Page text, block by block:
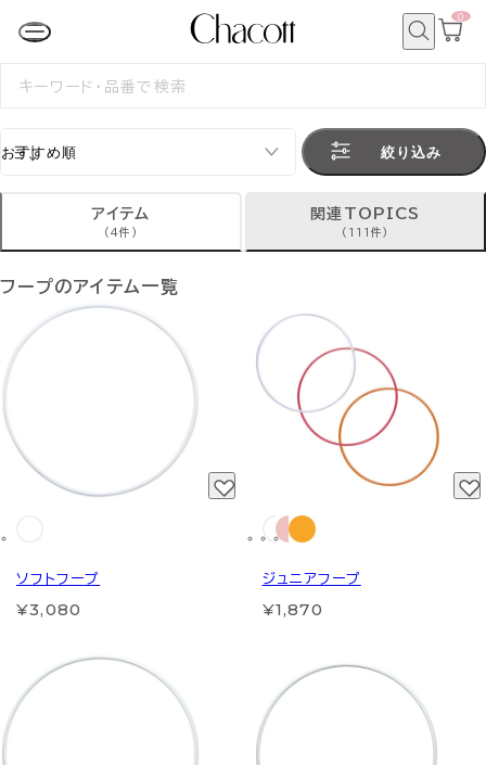
カ
0
検
絞り込み
アイテム
(4件)
関連TOPICS
(111件)
フープのアイテム一覧
ソフトフープ
¥3,080
ジュニアフープ
¥1,870